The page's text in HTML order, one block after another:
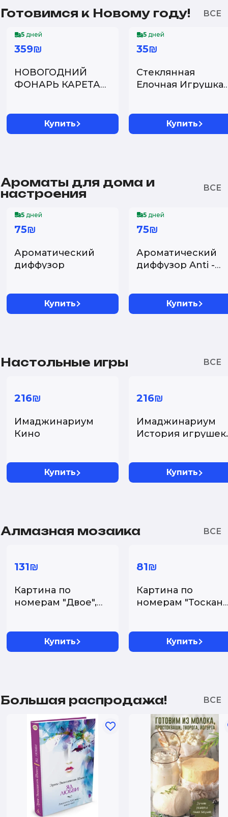
Готовимся к Новому году!
5 дней
359₪
НОВОГОДНИЙ
ФОНАРЬ КАРЕТА
Купить
5 дней
35₪
Стеклянная
Елочная Игрушка
Купить
Ароматы для дома и
настроения
5 дней
75₪
Ароматический
диффузор
Купить
5 дней
75₪
Ароматический
диффузор Anti -
Купить
Настольные игры
216₪
Имаджинариум
Кино
Купить
216₪
Имаджинариум
История
Купить
Алмазная мозаика
131₪
Картина по
номерам "Двое",
Купить
81₪
Картина по
номерам
Купить
Большая распродажа!